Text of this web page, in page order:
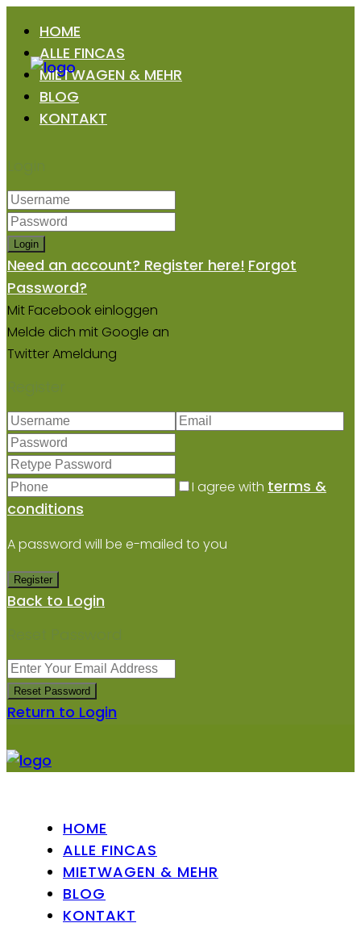
HOME
ALLE FINCAS
MIETWAGEN & MEHR
BLOG
KONTAKT
Login
Login
Need an account? Register here! Forgot
Password?
Mit Facebook einloggen
Melde dich mit Google an
Twitter Ameldung
Register
I agree with terms &
conditions
A password will be e-mailed to you
Register
Back to Login
Reset Password
Reset Password
Return to Login
HOME
ALLE FINCAS
MIETWAGEN & MEHR
BLOG
KONTAKT